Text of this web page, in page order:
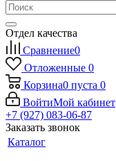
Отдел качества
Сравнение0
Отложенные 0
Корзина0 пуста 0
ВойтиМой кабинет
+7 (927) 083-06-87
Заказать звонок
Каталог